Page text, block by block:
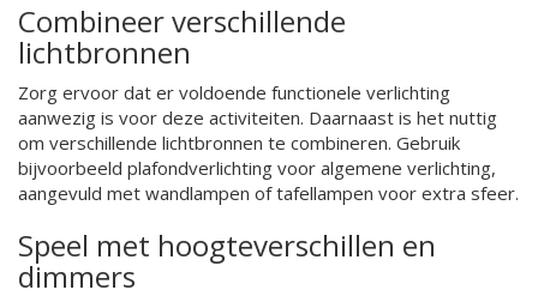
Combineer verschillende
lichtbronnen
Zorg ervoor dat er voldoende functionele verlichting
aanwezig is voor deze activiteiten. Daarnaast is het nuttig
om verschillende lichtbronnen te combineren. Gebruik
bijvoorbeeld plafondverlichting voor algemene verlichting,
aangevuld met wandlampen of tafellampen voor extra sfeer.
Speel met hoogteverschillen en
dimmers